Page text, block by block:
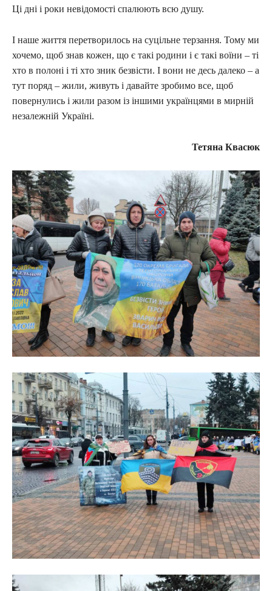
Ці дні і роки невідомості спалюють всю душу.
І наше життя перетворилось на суцільне терзання. Тому ми
хочемо, щоб знав кожен, що є такі родини і є такі воїни – ті
хто в полоні і ті хто зник безвісти. І вони не десь далеко – а
тут поряд – жили, живуть і давайте зробимо все, щоб
повернулись і жили разом із іншими українцями в мирній
незалежній Україні.
Тетяна Квасюк